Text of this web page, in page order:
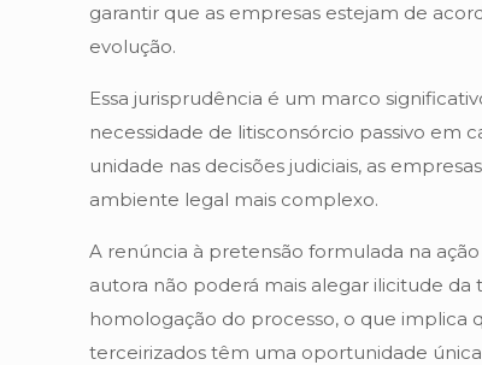
garantir que as empresas estejam de
evolução.
Essa jurisprudência é um marco
necessidade de litisconsórcio passivo em
unidade nas decisões judiciais, as
ambiente legal mais complexo.
A renúncia à pretensão formulada na
autora não poderá mais alegar ilicitude
homologação do processo, o que implica
terceirizados têm uma oportunidade